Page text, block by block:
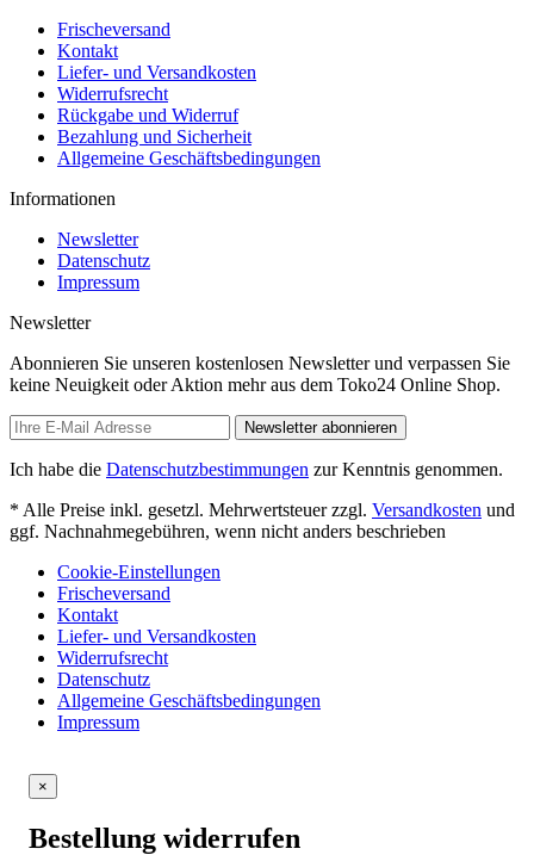
Frischeversand
Kontakt
Liefer- und Versandkosten
Widerrufsrecht
Rückgabe und Widerruf
Bezahlung und Sicherheit
Allgemeine Geschäftsbedingungen
Informationen
Newsletter
Datenschutz
Impressum
Newsletter
Abonnieren Sie unseren kostenlosen Newsletter und verpassen Sie
keine Neuigkeit oder Aktion mehr aus dem Toko24 Online Shop.
Newsletter abonnieren
Ich habe die Datenschutzbestimmungen zur Kenntnis genommen.
* Alle Preise inkl. gesetzl. Mehrwertsteuer zzgl. Versandkosten und
ggf. Nachnahmegebühren, wenn nicht anders beschrieben
Cookie-Einstellungen
Frischeversand
Kontakt
Liefer- und Versandkosten
Widerrufsrecht
Datenschutz
Allgemeine Geschäftsbedingungen
Impressum
×
Bestellung widerrufen